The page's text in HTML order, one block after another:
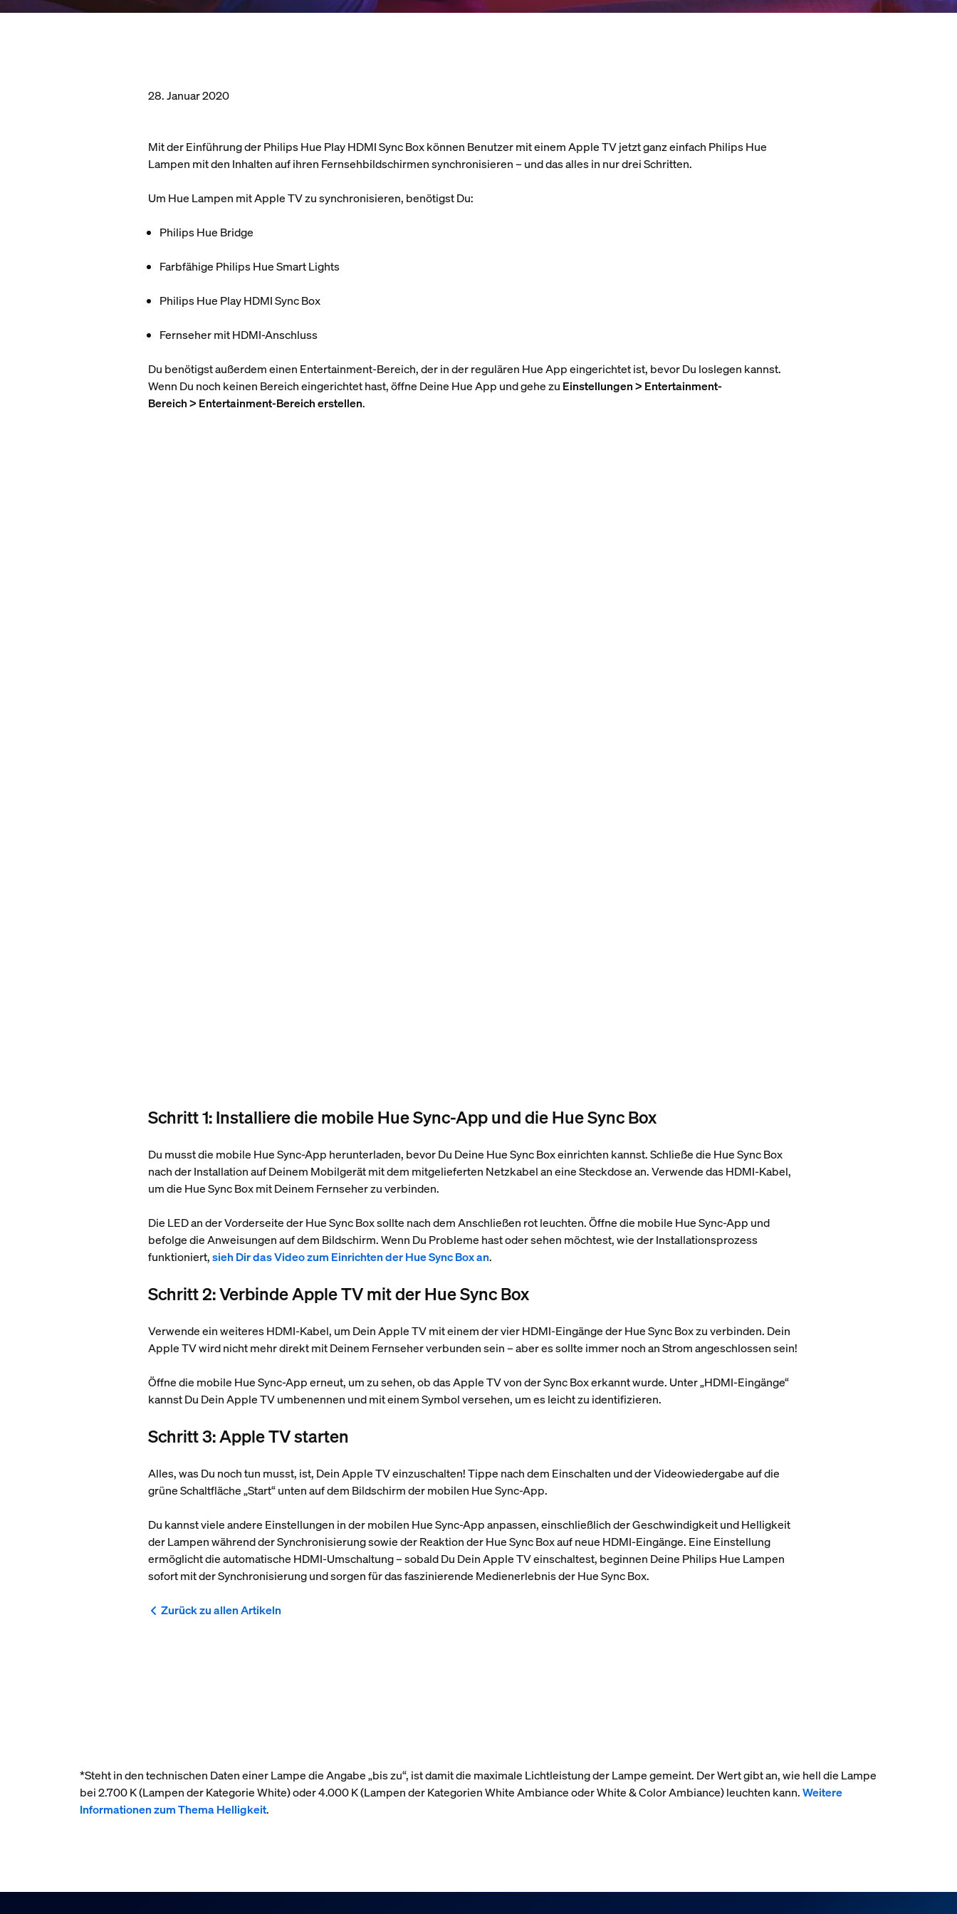
28. Januar 2020
Mit der Einführung der Philips Hue Play HDMI Sync Box können Benutzer mit einem Apple TV jetzt ganz einfach Philips Hue
Lampen mit den Inhalten auf ihren Fernsehbildschirmen synchronisieren – und das alles in nur drei Schritten.
Um Hue Lampen mit Apple TV zu synchronisieren, benötigst Du:
Philips Hue Bridge
Farbfähige Philips Hue Smart Lights
Philips Hue Play HDMI Sync Box
Fernseher mit HDMI-Anschluss
Du benötigst außerdem einen Entertainment-Bereich, der in der regulären Hue App eingerichtet ist, bevor Du loslegen kannst.
Wenn Du noch keinen Bereich eingerichtet hast, öffne Deine Hue App und gehe zu Einstellungen > Entertainment-
Bereich > Entertainment-Bereich erstellen.
Schritt 1: Installiere die mobile Hue Sync-App und die Hue Sync Box
Du musst die mobile Hue Sync-App herunterladen, bevor Du Deine Hue Sync Box einrichten kannst. Schließe die Hue Sync Box
nach der Installation auf Deinem Mobilgerät mit dem mitgelieferten Netzkabel an eine Steckdose an. Verwende das HDMI-Kabel,
um die Hue Sync Box mit Deinem Fernseher zu verbinden.
Die LED an der Vorderseite der Hue Sync Box sollte nach dem Anschließen rot leuchten. Öffne die mobile Hue Sync-App und
befolge die Anweisungen auf dem Bildschirm. Wenn Du Probleme hast oder sehen möchtest, wie der Installationsprozess
funktioniert,sieh Dir das Video zum Einrichten der Hue Sync Box an.
Schritt 2: Verbinde Apple TV mit der Hue Sync Box
Verwende ein weiteres HDMI-Kabel, um Dein Apple TV mit einem der vier HDMI-Eingänge der Hue Sync Box zu verbinden. Dein
Apple TV wird nicht mehr direkt mit Deinem Fernseher verbunden sein – aber es sollte immer noch an Strom angeschlossen sein!
Öffne die mobile Hue Sync-App erneut, um zu sehen, ob das Apple TV von der Sync Box erkannt wurde. Unter „HDMI-Eingänge“
kannst Du Dein Apple TV umbenennen und mit einem Symbol versehen, um es leicht zu identifizieren.
Schritt 3: Apple TV starten
Alles, was Du noch tun musst, ist, Dein Apple TV einzuschalten! Tippe nach dem Einschalten und der Videowiedergabe auf die
grüne Schaltfläche „Start“ unten auf dem Bildschirm der mobilen Hue Sync-App.
Du kannst viele andere Einstellungen in der mobilen Hue Sync-App anpassen, einschließlich der Geschwindigkeit und Helligkeit
der Lampen während der Synchronisierung sowie der Reaktion der Hue Sync Box auf neue HDMI-Eingänge. Eine Einstellung
ermöglicht die automatische HDMI-Umschaltung – sobald Du Dein Apple TV einschaltest, beginnen Deine Philips Hue Lampen
sofort mit der Synchronisierung und sorgen für das faszinierende Medienerlebnis der Hue Sync Box.
Zurück zu allen Artikeln
*Steht in den technischen Daten einer Lampe die Angabe „bis zu“, ist damit die maximale Lichtleistung der Lampe gemeint. Der Wert gibt an, wie hell die Lampe
bei 2.700 K (Lampen der Kategorie White) oder 4.000 K (Lampen der Kategorien White Ambiance oder White & Color Ambiance) leuchten kann.Weitere
Informationen zum Thema Helligkeit.